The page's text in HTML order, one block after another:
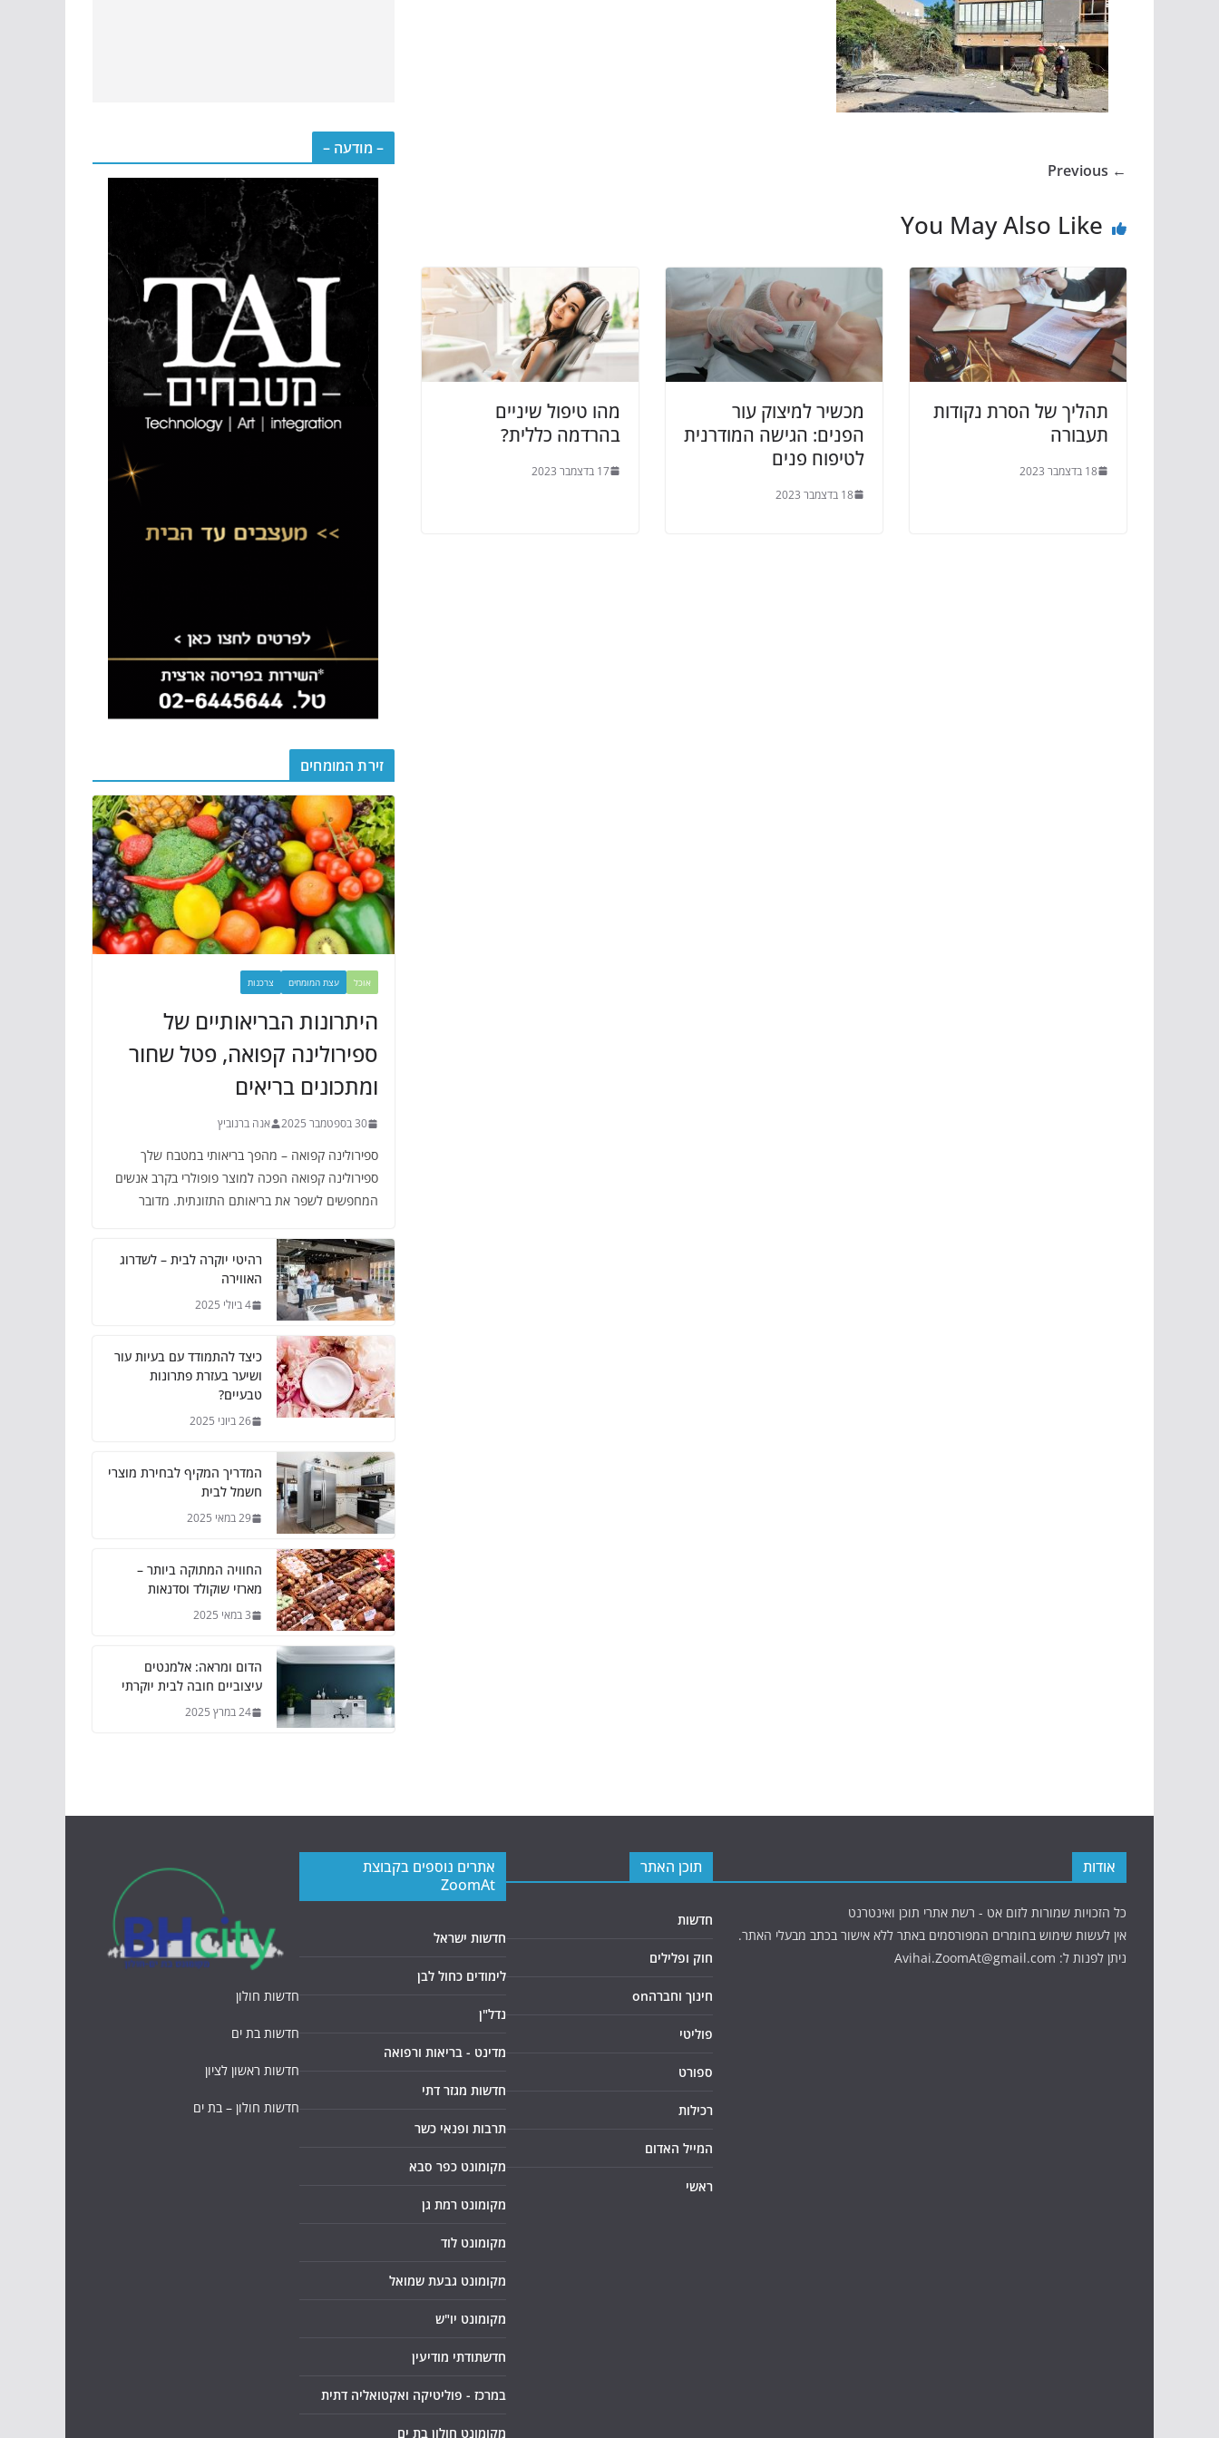
← Previous
You May Also Like
תהליך של הסרת נקודות
תעבורה
18 בדצמבר 2023
מכשיר למיצוק עור
הפנים: הגישה המודרנית
לטיפוח פנים
18 בדצמבר 2023
מהו טיפול שיניים
בהרדמה כללית?
17 בדצמבר 2023
– מודעה –
זירת המומחים
אוכל עצת המומחים צרכנות
היתרונות הבריאותיים של
ספירולינה קפואה, פטל שחור
ומתכונים בריאים
30 בספטמבר 2025 אנה ברנוביץ
ספירולינה קפואה – מהפך בריאותי במטבח שלך
ספירולינה קפואה הפכה למוצר פופולרי בקרב אנשים
המחפשים לשפר את בריאותם התזונתית. מדובר
רהיטי יוקרה לבית – לשדרוג
האווירה
4 ביולי 2025
כיצד להתמודד עם בעיות עור
ושיער בעזרת פתרונות
טבעיים?
26 ביוני 2025
המדריך המקיף לבחירת מוצרי
חשמל לבית
29 במאי 2025
החוויה המתוקה ביותר –
מארזי שוקולד וסדנאות
3 במאי 2025
הדום ומראה: אלמנטים
עיצוביים חובה לבית יוקרתי
24 במרץ 2025
אודות
כל הזכויות שמורות לזום אט - רשת אתרי תוכן ואינטרנט
אין לעשות שימוש בחומרים המפורסמים באתר ללא אישור בכתב מבעלי האתר.
ניתן לפנות ל: Avihai.ZoomAt@gmail.com
תוכן האתר
חדשות
חוק ופלילים
חינוך וחברהon
פוליטי
ספורט
רכילות
המייל האדום
ראשי
אתרים נוספים בקבוצת
ZoomAt
חדשות ישראל
לימודים כחול לבן
נדל"ן
מדינט - בריאות ורפואה
חדשות מגזר דתי
תרבות ופנאי כשר
מקומונט כפר סבא
מקומונט רמת גן
מקומונט לוד
מקומונט גבעת שמואל
מקומונט יו"ש
חדשתודתי מודיעין
במרכז - פוליטיקה ואקטואליה דתית
מקומונט חולון בת ים
חדשות חולון
חדשות בת ים
חדשות ראשון לציון
חדשות חולון – בת ים